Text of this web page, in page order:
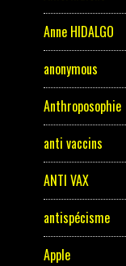
Anne HIDALGO
anonymous
Anthroposophie
anti vaccins
ANTI VAX
antispécisme
Apple